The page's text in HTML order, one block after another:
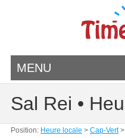
MENU
Sal Rei •
Position: Heure locale > Cap-Vert>